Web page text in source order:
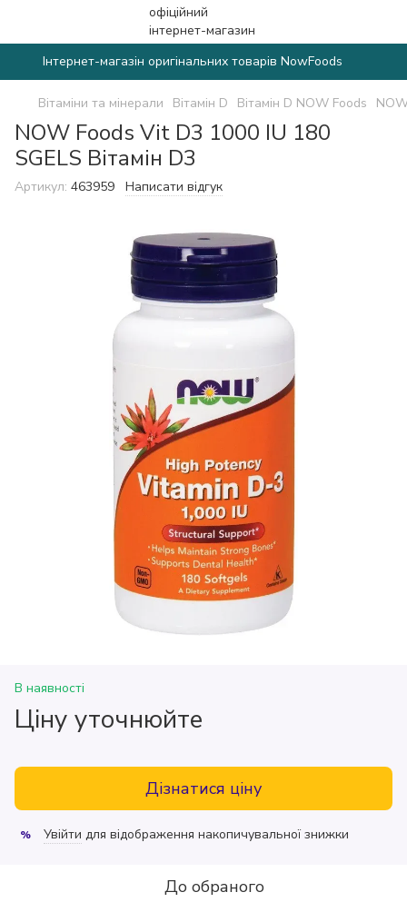
Інтернет-магазін оригінальних товарів NowFoods
Вітаміни та мінерали Вітамін D Вітамін D NOW Foods
NOW Foods Vit D3 1000 IU 180
SGELS Вітамін D3
Артикул: 463959 Написати відгук
В наявності
Ціну уточнюйте
Дізнатися ціну
% Увійти для відображення накопичувальної знижки
До обраного